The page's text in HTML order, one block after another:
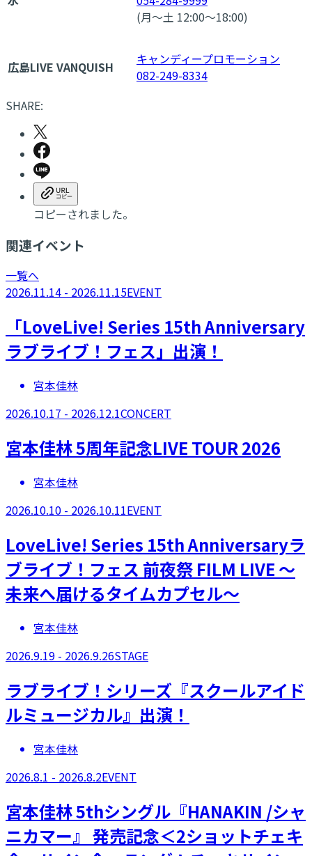
(月～土 12:00～18:00)
広島LIVE VANQUISH
キャンディープロモーション
082-249-8334
SHARE:
コピーされました。
関連イベント
一覧へ
2026.11.14 - 2026.11.15EVENT
「LoveLive! Series 15th Anniversary
ラブライブ！フェス」出演！
宮本佳林
2026.10.17 - 2026.12.1CONCERT
宮本佳林 5周年記念LIVE TOUR 2026
宮本佳林
2026.10.10 - 2026.10.11EVENT
LoveLive! Series 15th Anniversaryラ
ブライブ！フェス 前夜祭 FILM LIVE ～
未来へ届けるタイムカプセル～
宮本佳林
2026.9.19 - 2026.9.26STAGE
ラブライブ！シリーズ『スクールアイド
ルミュージカル』出演！
宮本佳林
2026.8.1 - 2026.8.2EVENT
宮本佳林 5thシングル『HANAKIN /シャ
ニカマー』 発売記念＜2ショットチェキ